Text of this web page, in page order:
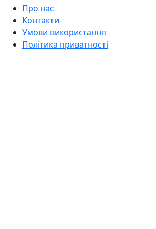
Про нас
Контакти
Умови використання
Політика приватності